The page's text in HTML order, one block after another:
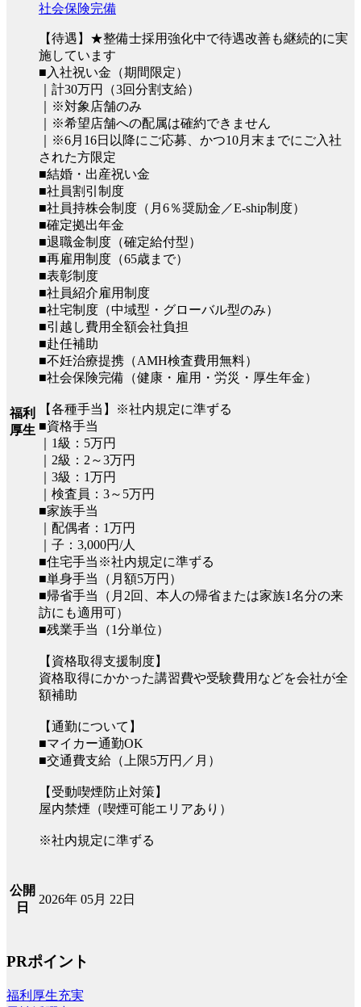
福利
厚生
社会保険完備
【待遇】★整備士採用強化中で待遇改善も継続的に実
施しています
■入社祝い金（期間限定）
｜計30万円（3回分割支給）
｜※対象店舗のみ
｜※希望店舗への配属は確約できません
｜※6月16日以降にご応募、かつ10月末までにご入社
された方限定
■結婚・出産祝い金
■社員割引制度
■社員持株会制度（月6％奨励金／E-ship制度）
■確定拠出年金
■退職金制度（確定給付型）
■再雇用制度（65歳まで）
■表彰制度
■社員紹介雇用制度
■社宅制度（中域型・グローバル型のみ）
■引越し費用全額会社負担
■赴任補助
■不妊治療提携（AMH検査費用無料）
■社会保険完備（健康・雇用・労災・厚生年金）
【各種手当】※社内規定に準ずる
■資格手当
｜1級：5万円
｜2級：2～3万円
｜3級：1万円
｜検査員：3～5万円
■家族手当
｜配偶者：1万円
｜子：3,000円/人
■住宅手当※社内規定に準ずる
■単身手当（月額5万円）
■帰省手当（月2回、本人の帰省または家族1名分の来
訪にも適用可）
■残業手当（1分単位）
【資格取得支援制度】
資格取得にかかった講習費や受験費用などを会社が全
額補助
【通勤について】
■マイカー通勤OK
■交通費支給（上限5万円／月）
【受動喫煙防止対策】
屋内禁煙（喫煙可能エリアあり）
※社内規定に準ずる
公開
日
2026年 05月 22日
PRポイント
福利厚生充実